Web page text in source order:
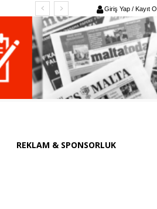
Giriş Yap / Kayıt Ol
REKLAM & SPONSORLUK